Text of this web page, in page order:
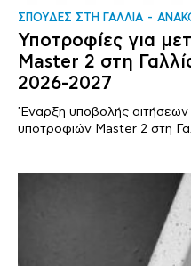
ΣΠΟΥΔΕΣ ΣΤΗ ΓΑΛΛΙΑ
Υποτροφίες για
Master 2 στη
2026-2027
'Εναρξη υποβολής
υποτροφιών Master 2 στη